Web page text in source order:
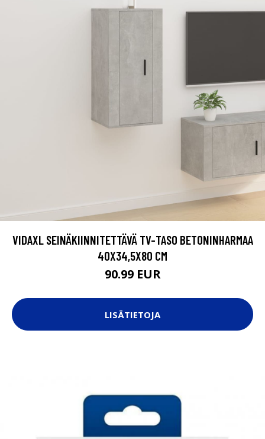
VIDAXL SEINÄKIINNITETTÄVÄ TV-TASO BETONINHARMAA
40X34,5X80 CM
90.99 EUR
LISÄTIETOJA